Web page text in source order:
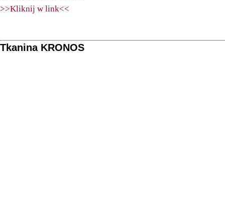
>>Kliknij w link<<
Tkanina KRONOS